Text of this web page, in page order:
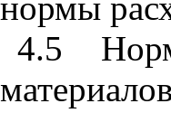
нормы
4.5